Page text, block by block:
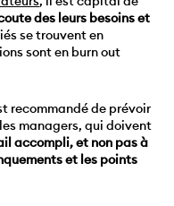
des leurs besoins et
se trouvent en
sont en burn out
recommandé de prévoir
managers, qui doivent
accompli, et non pas à
et les points